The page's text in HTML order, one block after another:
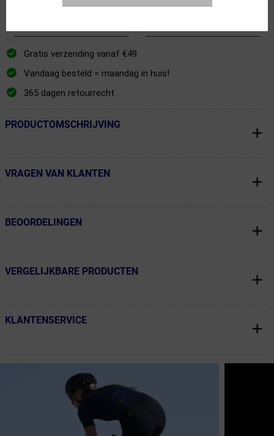
Gratis verzending vanaf €49
Vandaag besteld = maandag in huis!
365 dagen retourrecht
← Terug naar productnavigatie
PRODUCTOMSCHRIJVING
← Terug naar productnavigatie
VRAGEN VAN KLANTEN
← Terug naar productnavigatie
BEOORDELINGEN
← Terug naar productnavigatie
VERGELIJKBARE PRODUCTEN
← Terug naar productnavigatie
KLANTENSERVICE